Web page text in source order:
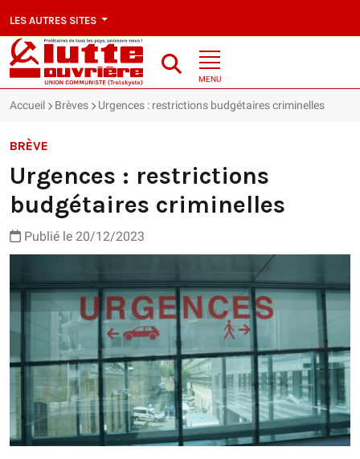
LES AUTRES SITES
MENU
Accueil Brèves Urgences : restrictions budgétaires criminelles
BRÈVE
Urgences : restrictions
budgétaires criminelles
Publié le 20/12/2023